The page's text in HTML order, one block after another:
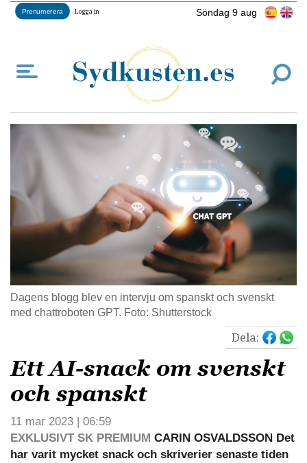
Söndag 9 aug
Prenumerera Logga in
Dagens blogg blev en intervju om spanskt och svenskt
med chattroboten GPT. Foto: Shutterstock
Dela:
Ett AI-snack om svenskt
och spanskt
11 mar 2023 | 06:59
EXKLUSIVT SK PREMIUM CARIN OSVALDSSON Det
har varit mycket snack och skriverier senaste tiden